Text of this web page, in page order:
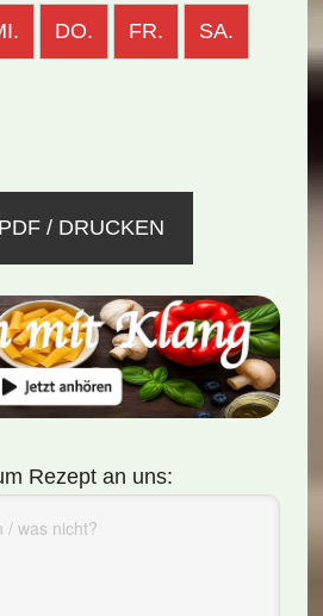
DO. FR. SA.
/ DRUCKEN
Rezept an uns: